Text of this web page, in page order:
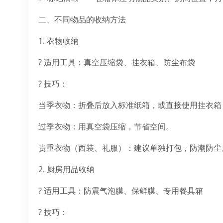
二、不同物品的收纳方法
1. 衣物收纳
? 适用工具：真空压缩袋、挂衣箱、防尘布袋
? 技巧：
当季衣物：折叠后放入标准纸箱，或直接使用挂衣箱
过季衣物：用真空袋压缩，节省空间。
贵重衣物（西装、礼服）：建议单独打包，防潮防尘
2. 厨房用品收纳
? 适用工具：防震气泡膜、保鲜膜、专用餐具箱
? 技巧：